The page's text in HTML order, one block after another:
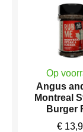
Op
Angus
Montreal
Burger
€